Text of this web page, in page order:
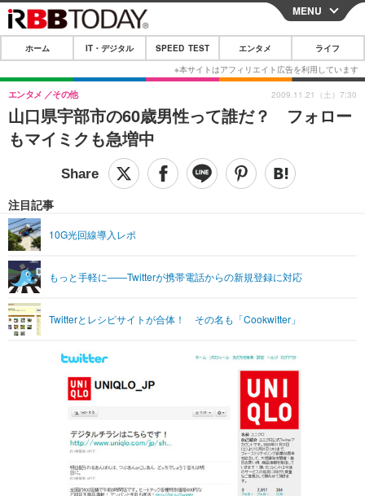
CLOSE
ホーム
IT・デジタル
IT・デジタルTOP スマートフォン
ショッピング その他
SPEED TEST
エンタメTOP 映画・ドラマ
グラビア ブログ
ショッピング その他
ライフTOP
リリース一覧
プッシュ通知の停止方法
MENU
ホーム IT・デジタル SPEED TEST エンタメ ライフ
山口県宇部市の60歳男性って誰だ？ フォロー
もマイミクも急増中
エンタメ その他
注目記事
10G光回線導入レポ
もっと手軽に——Twitterが携帯電話からの新規登録に対応
Twitterとレシピサイトが合体！ その名も「Cookwitter」
2009.11.21（土）7:30